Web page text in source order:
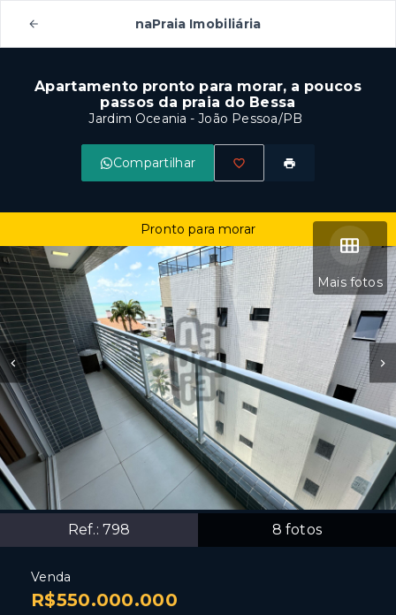
naPraia Imobiliária
Apartamento pronto para morar, a poucos
passos da praia do Bessa
Jardim Oceania - João Pessoa/PB
Compartilhar
Mais fotos
Ref.: 798 8 fotos
Pronto para morar
Venda
R$550.000.000